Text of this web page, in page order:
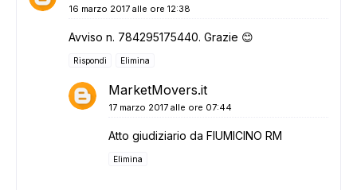
16 marzo 2017 alle ore 12:38
Avviso n. 784295175440. Grazie 😊
Rispondi Elimina
MarketMovers.it
17 marzo 2017 alle ore 07:44
Atto giudiziario da FIUMICINO RM
Elimina